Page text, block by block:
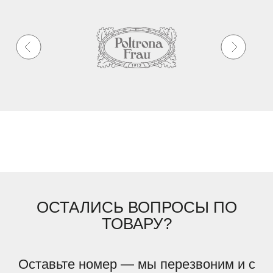
ОСТАЛИСЬ ВОПРОСЫ ПО
ТОВАРУ?
Оставьте номер — мы перезвоним и с